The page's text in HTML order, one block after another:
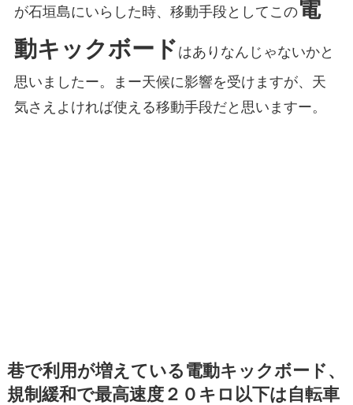
が石垣島にいらした時、移動手段としてこの電
動キックボード はありなんじゃないかと
思いましたー。まー天候に影響を受けますが、天
気さえよければ使える移動手段だと思いますー。
巷で利用が増えている電動キックボード、
規制緩和で最高速度２０キロ以下は自転車